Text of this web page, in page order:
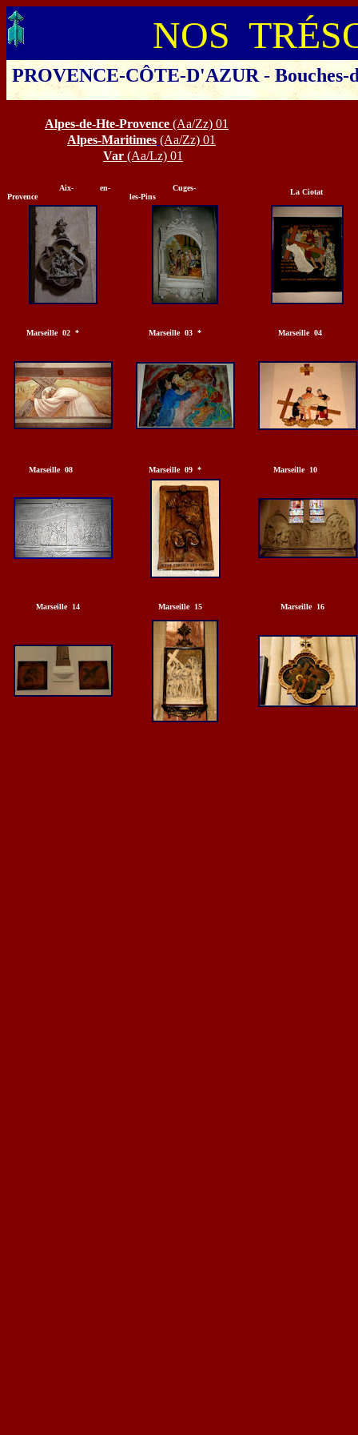
NOS
PROVENCE-CÔTE-D'AZUR -Bouches-
Cliquer sur le
Alpes-de-Hte-Provence (Aa/Zz) 01
Alpes-Maritimes (Aa/Zz) 01
Var (Aa/Lz) 01
Aix- en-
Provence
Cuges-
les-Pins
La Ciotat
Marseille 02 * Marseille 03 * Marseille 04
Marseille 08 Marseille 09 * Marseille 10
Marseille 14 Marseille 15 Marseille 16